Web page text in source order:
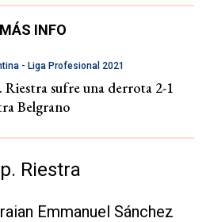
MÁS INFO
- Liga Profesional 2021
Riestra sufre una derrota 2-1
Belgrano
Riestra
Emmanuel Sánchez